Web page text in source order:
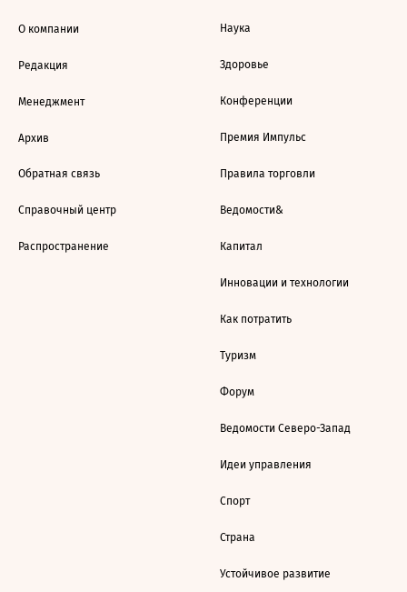
О компании
Редакция
Менеджмент
Архив
Обратная связь
Справочный центр
Распространение
Наука
Здоровье
Конференции
Премия Импульс
Правила торговли
Ведомости&
Капитал
Инновации и технологии
Как потратить
Туризм
Форум
Ведомости Северо-Запад
Идеи управления
Спорт
Страна
Устойчивое развитие